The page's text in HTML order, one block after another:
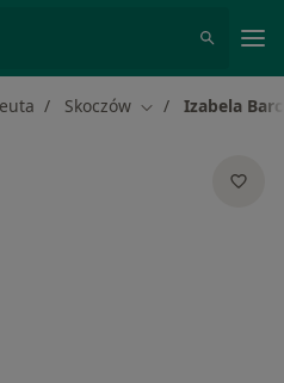
Skoczów Zmień miasto
Izabela